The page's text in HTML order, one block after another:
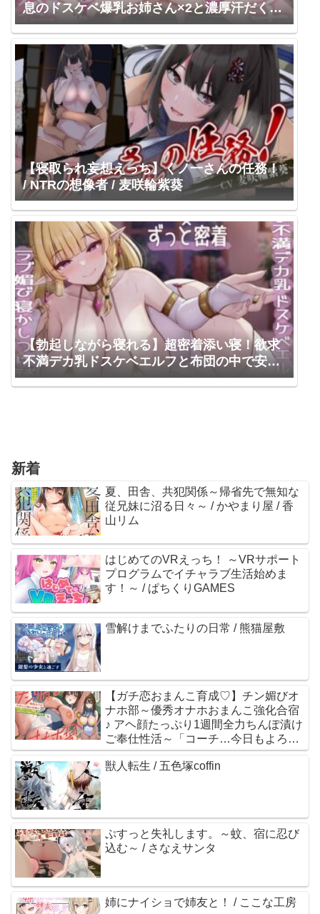
息のドスケベ爆乳お姉さん×2と濃厚汗だく密
着交尾～ / アルカンジオル / 分倍河原シホ 涼
貴涼
【寝取られ妄想えっち】くノ一さんの任務！
/ NTRの想像者 / 麦咲輪紫葵
【勃起しながら寝れる】超密着添い寝！欲求
不満デカ乳ドスケベエルフと布団の中で安眠
孕ませ寝かしつけおまんこえっち / のの庵 /
新着
夏、田舎、共犯関係～帰省先で無知な
従兄妹に沼る日々～ / かやまり屋 / 香
山リム
はじめてのVRえっち！ ～VRサポート
プログラムでイチャラブ生活始めま
す！～ / ぱちくりGAMES
雪解けまでふたりの日常 / 熊猫屋敷
【ガチ恋おまんこ育成♡】チン媚びオ
ナホ部～優秀オナホおまんこ強化合宿
♪ アヘ顔たっぷり1週間全力ちんぽ漬け
ご奉仕性活～「コーチ…今日もよろし
くお願いします…♡」 / 裏垢スタジオ /
涼花みなせ
獣人転生 / 五色塚coffin
ぷすっと失礼します。～蚊、宿に忍び
込む～ / さなえサンタ
姉にナイショで姉友と！ / ここな工房